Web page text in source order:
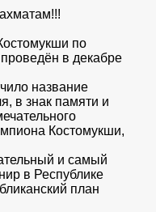
по
в декабре
название
в знак памяти и
Костомукши,
и самый
в Республике
план